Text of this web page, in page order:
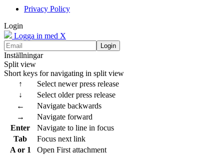
Privacy Policy
Login
Logga in med X
Login
Inställningar
Split view
Short keys for navigating in split view
↑
Select newer press release
↓
Select older press release
←
Navigate backwards
→
Navigate forward
Enter
Navigate to line in focus
Tab
Focus next link
A or 1
Open First attachment